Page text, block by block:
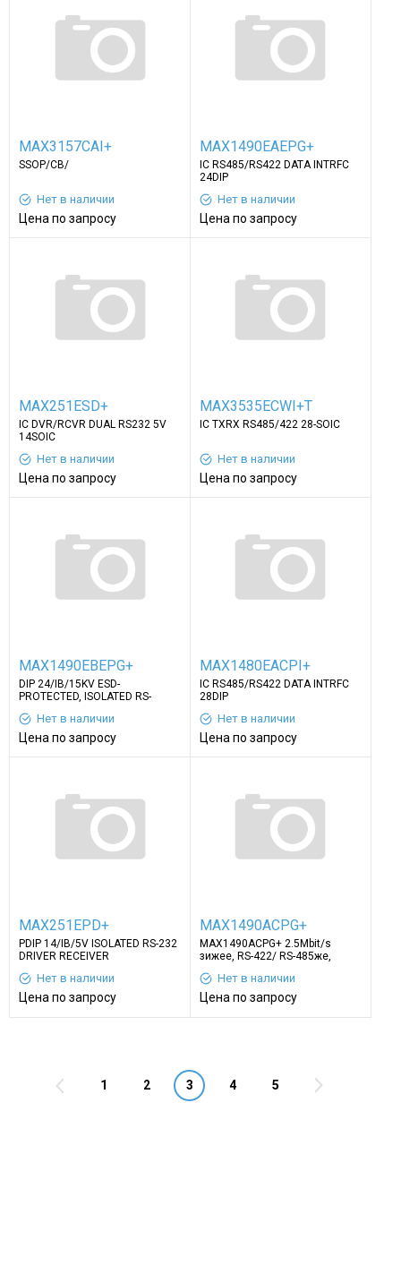
MAX3157CAI+
SSOP/CВ/
Нет в наличии
Цена по запросу
MAX1490EAEPG+
IC RS485/RS422 DATA INTRFC
24DIP
Нет в наличии
Цена по запросу
MAX251ESD+
IC DVR/RCVR DUAL RS232 5V
14SOIC
Нет в наличии
Цена по запросу
MAX3535ECWI+T
IC TXRX RS485/422 28-SOIC
Нет в наличии
Цена по запросу
MAX1490EBEPG+
DIP 24/IВ/15KV ESD-
PROTECTED, ISOLATED RS-
Нет в наличии
Цена по запросу
MAX1480EACPI+
IC RS485/RS422 DATA INTRFC
28DIP
Нет в наличии
Цена по запросу
MAX251EPD+
PDIP 14/IВ/5V ISOLATED RS-232
DRIVER RECEIVER
Нет в наличии
Цена по запросу
MAX1490ACPG+
MAX1490ACPG+ 2.5Mbit/s
зижее, RS-422/ RS-485же,
PDIPеиНет в наличии
Цена по запросу
1 2 3 4 5